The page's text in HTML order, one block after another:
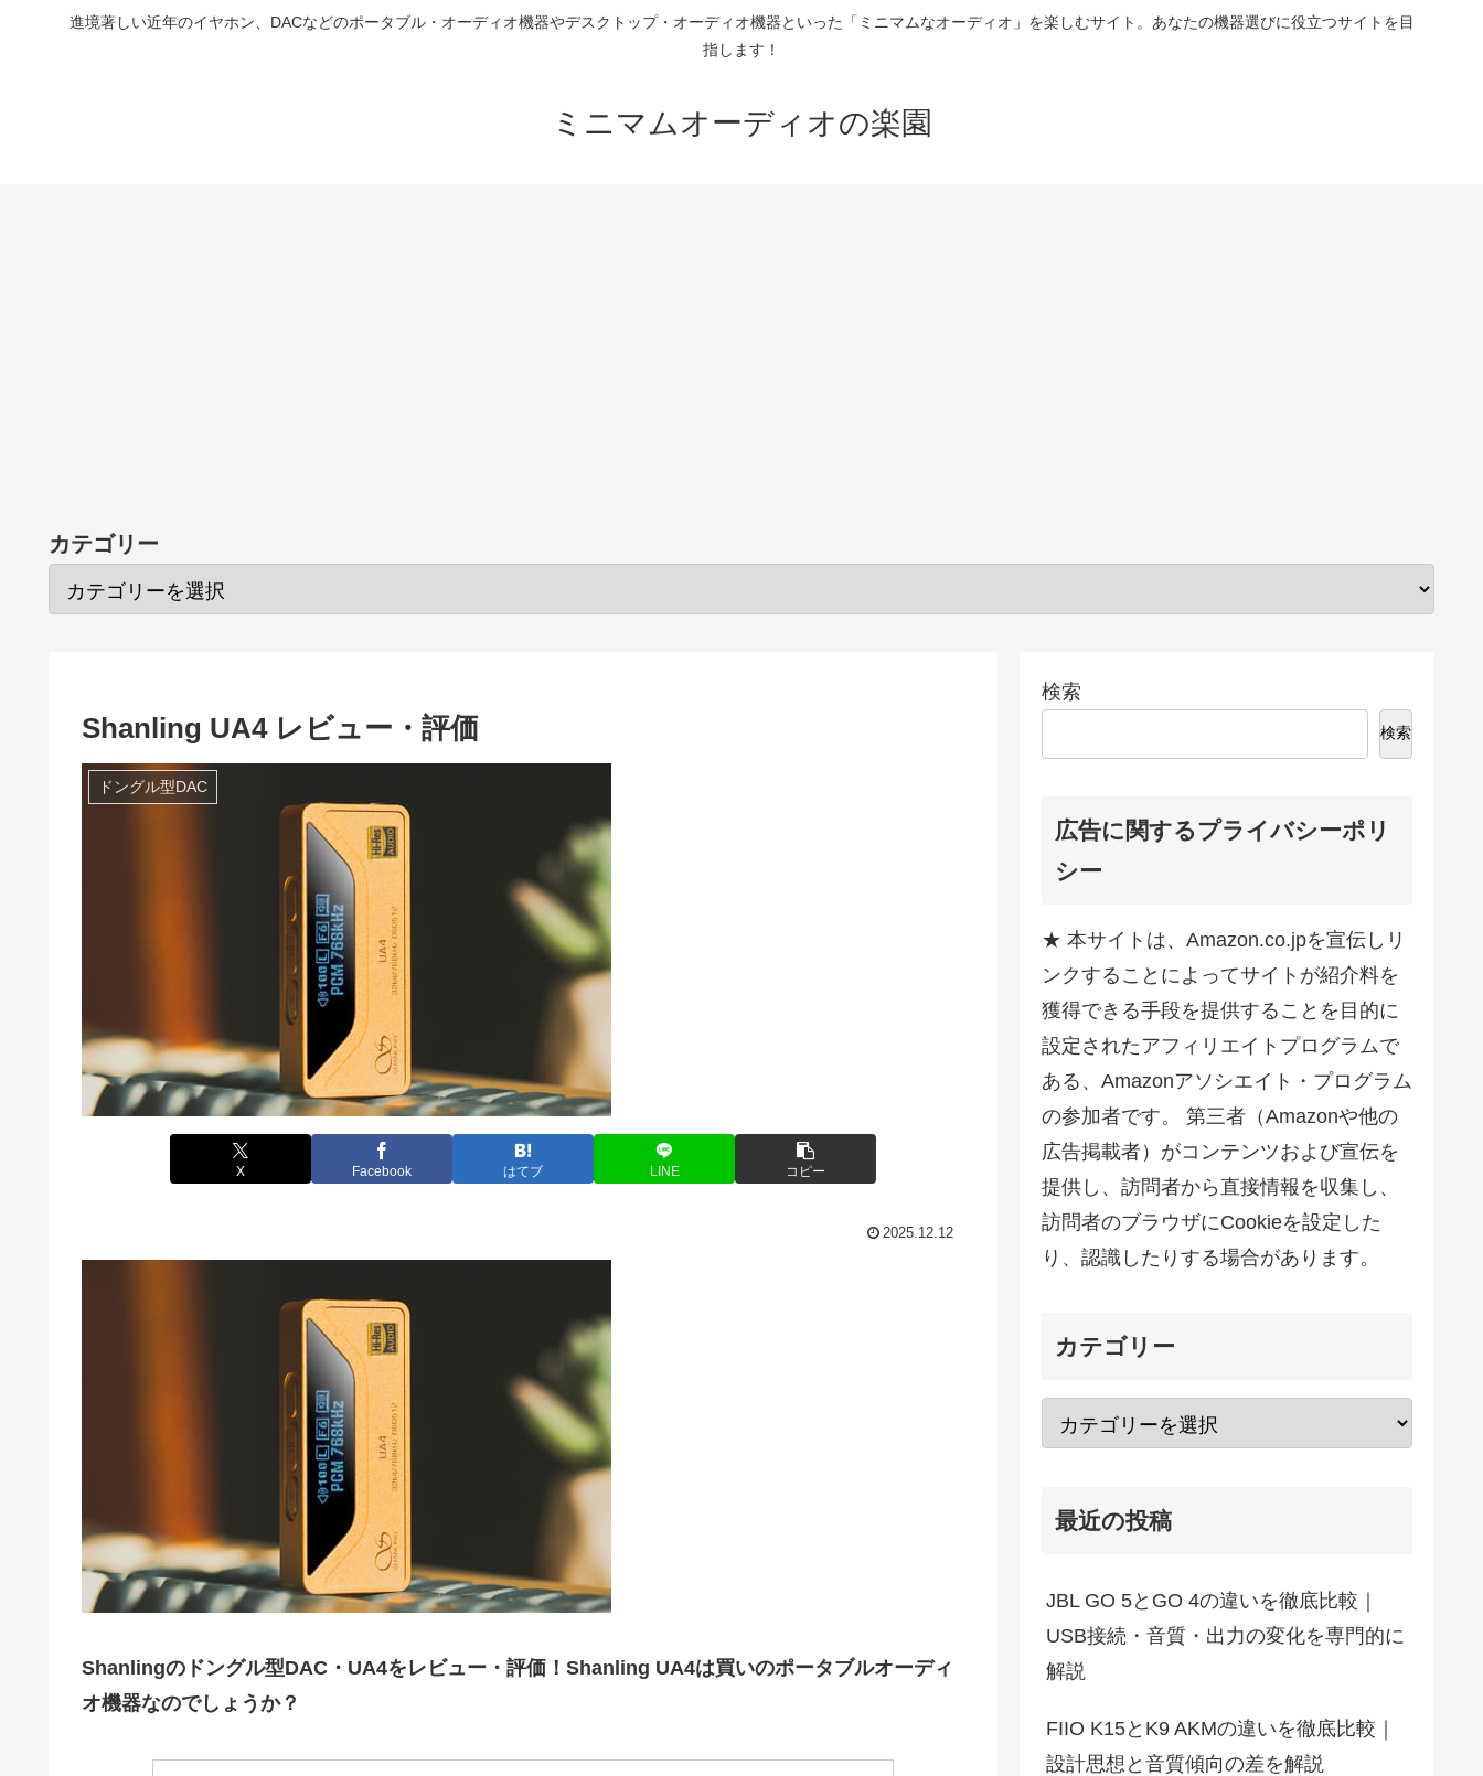
進境著しい近年のイヤホン、DACなどのポータブル・オーディオ機器やデスクトップ・オーディオ機器といった「ミニマムなオーディオ」を楽しむサイト。あなたの機器選びに役立つサイトを目
指します！
ミニマムオーディオの楽園
カテゴリー
Shanling UA4 レビュー・評価
ドングル型DAC
X Facebook はてブ LINE コピー
2025.12.12
Shanlingのドングル型DAC・UA4をレビュー・評価！Shanling UA4は買いのポータブルオーディ
オ機器なのでしょうか？
検索
検索
広告に関するプライバシーポリ
シー
★ 本サイトは、Amazon.co.jpを宣伝しリ
ンクすることによってサイトが紹介料を
獲得できる手段を提供することを目的に
設定されたアフィリエイトプログラムで
ある、Amazonアソシエイト・プログラム
の参加者です。 第三者（Amazonや他の
広告掲載者）がコンテンツおよび宣伝を
提供し、訪問者から直接情報を収集し、
訪問者のブラウザにCookieを設定した
り、認識したりする場合があります。
カテゴリー
最近の投稿
JBL GO 5とGO 4の違いを徹底比較｜
USB接続・音質・出力の変化を専門的に
解説
FIIO K15とK9 AKMの違いを徹底比較｜
設計思想と音質傾向の差を解説